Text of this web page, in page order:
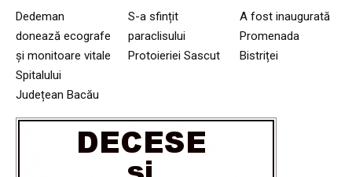
Dedeman
donează ecografe
și monitoare vitale
Spitalului
Județean Bacău
S-a sfințit
paraclisului
Protoieriei Sascut
A fost inaugurată
Promenada
Bistriței